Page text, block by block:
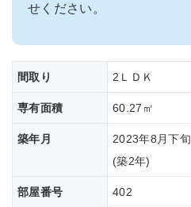
せください。
間取り 2ＬＤＫ
専有面積 60.27㎡
築年月
2023年8月下旬
(築2年)
部屋番号 402